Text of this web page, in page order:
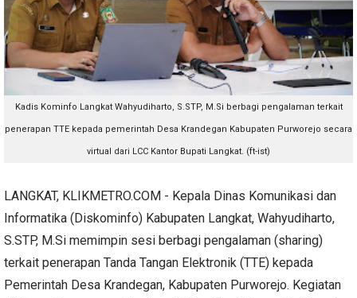
Kadis Kominfo Langkat Wahyudiharto, S.STP, M.Si berbagi pengalaman terkait
penerapan TTE kepada pemerintah Desa Krandegan Kabupaten Purworejo secara
virtual dari LCC Kantor Bupati Langkat. (ft-ist)
LANGKAT, KLIKMETRO.COM - Kepala Dinas Komunikasi dan
Informatika (Diskominfo) Kabupaten Langkat, Wahyudiharto,
S.STP, M.Si memimpin sesi berbagi pengalaman (sharing)
terkait penerapan Tanda Tangan Elektronik (TTE) kepada
Pemerintah Desa Krandegan, Kabupaten Purworejo. Kegiatan